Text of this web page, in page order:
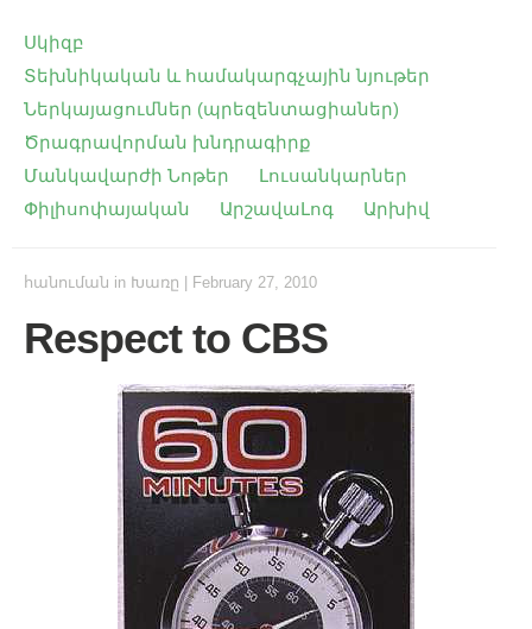
Սկիզբ
Տեխնիկական և համակարգչային նյութեր
Ներկայացումներ (պրեզենտացիաներ)
Ծրագրավորման խնդրագիրք
Մանկավարժի Նոթեր
Լուսանկարներ
Փիլիսոփայական
ԱրշավաԼոգ Արխիվ
հանուման in Խառը February 27, 2010
Respect to CBS